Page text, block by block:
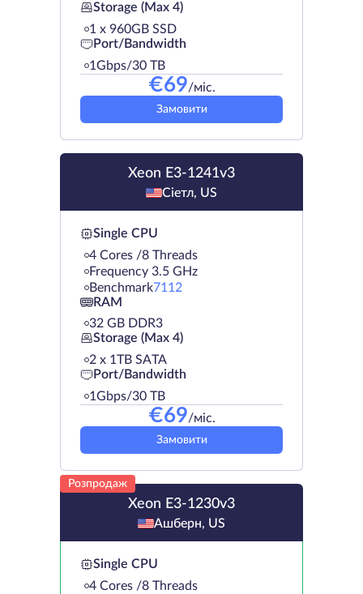
Storage (Max 4)
1 х 960GB SSD
Port/Bandwidth
1Gbps/30 TB
€69/міс.
Замовити
Xeon E3-1241v3
Сіетл, US
Single CPU
4 Cores /8 Threads
Frequency 3.5 GHz
Benchmark7112
RAM
32 GB DDR3
Storage (Max 4)
2 х 1TB SATA
Port/Bandwidth
1Gbps/30 TB
€69/міс.
Замовити
Розпродаж
Xeon E3-1230v3
Ашберн, US
Single CPU
4 Cores /8 Threads